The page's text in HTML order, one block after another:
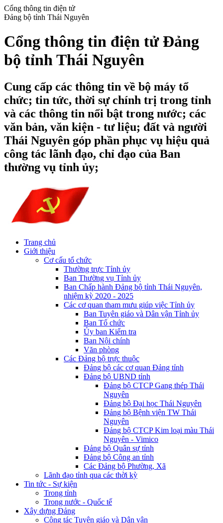
Cổng thông tin điện tử
Đảng bộ tỉnh Thái Nguyên
Cổng thông tin điện tử Đảng
bộ tỉnh Thái Nguyên
Cung cấp các thông tin về bộ máy tổ
chức; tin tức, thời sự chính trị trong tỉnh
và các thông tin nổi bật trong nước; các
văn bản, văn kiện - tư liệu; đất và người
Thái Nguyên góp phần phục vụ hiệu quả
công tác lãnh đạo, chỉ đạo của Ban
thường vụ tỉnh ủy;
Trang chủ
Giới thiệu
Cơ cấu tổ chức
Thường trực Tỉnh ủy
Ban Thường vụ Tỉnh ủy
Ban Chấp hành Đảng bộ tỉnh Thái Nguyên,
nhiệm kỳ 2020 - 2025
Các cơ quan tham mưu giúp việc Tỉnh ủy
Ban Tuyên giáo và Dân vận Tỉnh ủy
Ban Tổ chức
Ủy ban Kiểm tra
Ban Nội chính
Văn phòng
Các Đảng bộ trực thuộc
Đảng bộ các cơ quan Đảng tỉnh
Đảng bộ UBND tỉnh
Đảng bộ CTCP Gang thép Thái
Nguyên
Đảng bộ Đại học Thái Nguyên
Đảng bộ Bệnh viện TW Thái
Nguyên
Đảng bộ CTCP Kim loại màu Thái
Nguyên - Vimico
Đảng bộ Quân sự tỉnh
Đảng bộ Công an tỉnh
Các Đảng bộ Phường, Xã
Lãnh đạo tỉnh qua các thời kỳ
Tin tức - Sự kiện
Trong tỉnh
Trong nước - Quốc tế
Xây dựng Đảng
Công tác Tuyên giáo và Dân vận